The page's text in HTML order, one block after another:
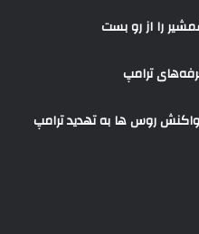
را از رو بست
ترامپ
واکنش روس‌ ها به تهدید ترامپ